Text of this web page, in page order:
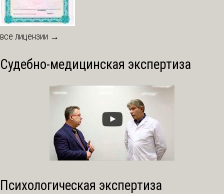
все лицензии →
Судебно-медицинская экспертиза
Психологическая экспертиза